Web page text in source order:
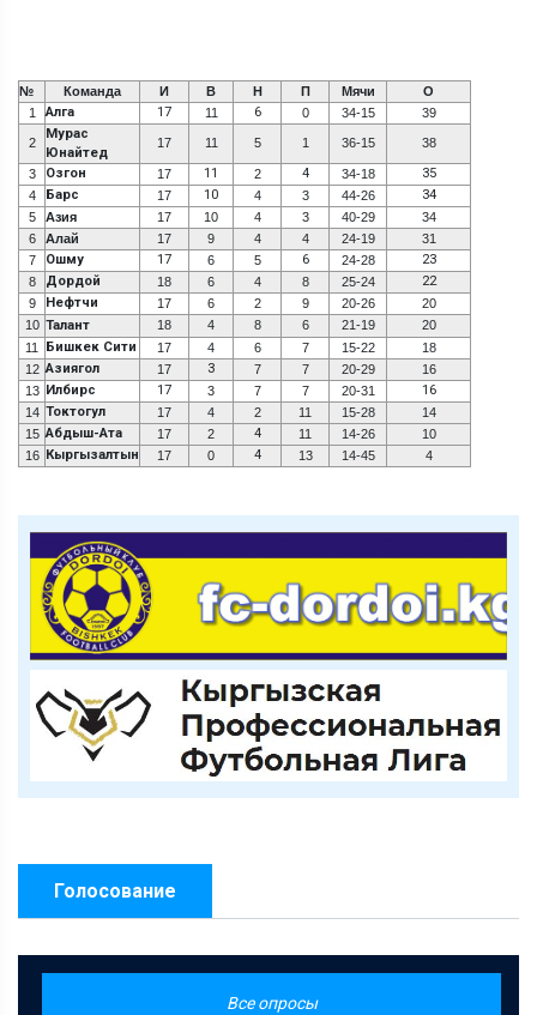
№ Команда И В Н П Мячи
О
1
Алга 17 11 6 0 34-15 39
2
Мурас
Юнайтед
17 11 5 1 36-15 38
3 Озгон 17 11 2 4 34-18 35
4 Барс 17 10 4 3 44-26 34
5 Азия 17 10 4 3 40-29
34
6
Алай 17 9 4 4 24-19
31
7
Ошму 17 6 5 6 24-28 23
8 Дордой 18 6 4 8 25-24 22
9 Нефтчи 17 6 2 9 20-26
20
10 Талант 18 4 8 6 21-19
20
11
Бишкек Сити 17 4 6 7 15-22
18
12 Азиягол 17 3 7 7 20-29
16
13 Илбирс 17 3 7 7 20-31 16
14 Токтогул 17 4 2 11 15-28
14
15 Абдыш-Ата 17 2 4 11 14-26
10
16 Кыргызалтын 17 0 4 13 14-45 4
Голосование
Все опросы